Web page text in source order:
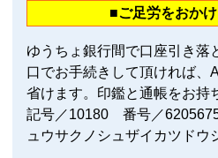
■ご足労をおか
ゆうちょ銀行間で口座引き落
口でお手続きして頂ければ、
省けます。印鑑と通帳をお持
記号／10180 番号／
ュウサクノシュザイカツドウ